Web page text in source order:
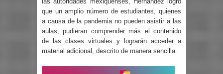
que un amplio número de estudiantes, quienes
a causa de la pandemia no pueden asistir a las
aulas, pudieran comprender más el contenido
de las clases virtuales y lograrán acceder a
material adicional, descrito de manera sencilla.